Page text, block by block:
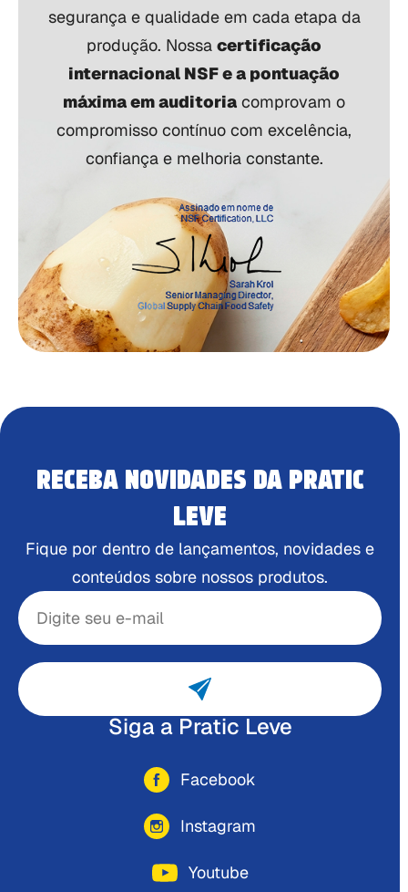
segurança e qualidade em cada etapa da
produção. Nossa certificação
internacional NSF e a pontuação
máxima em auditoria comprovam o
compromisso contínuo com excelência,
confiança e melhoria constante.
RECEBA NOVIDADES DA PRATIC
LEVE
Fique por dentro de lançamentos, novidades e
conteúdos sobre nossos produtos.
Siga a Pratic Leve
Facebook
Instagram
Youtube